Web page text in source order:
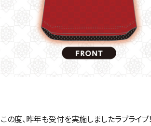
この度、昨年も受付を実施しましたラブライ